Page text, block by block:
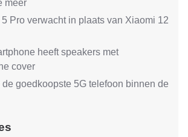
meer
Pro verwacht in plaats van Xiaomi 12
heeft speakers met
cover
goedkoopste 5G telefoon binnen de